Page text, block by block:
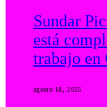
Sundar
está
trabajo en
agosto 18, 2025